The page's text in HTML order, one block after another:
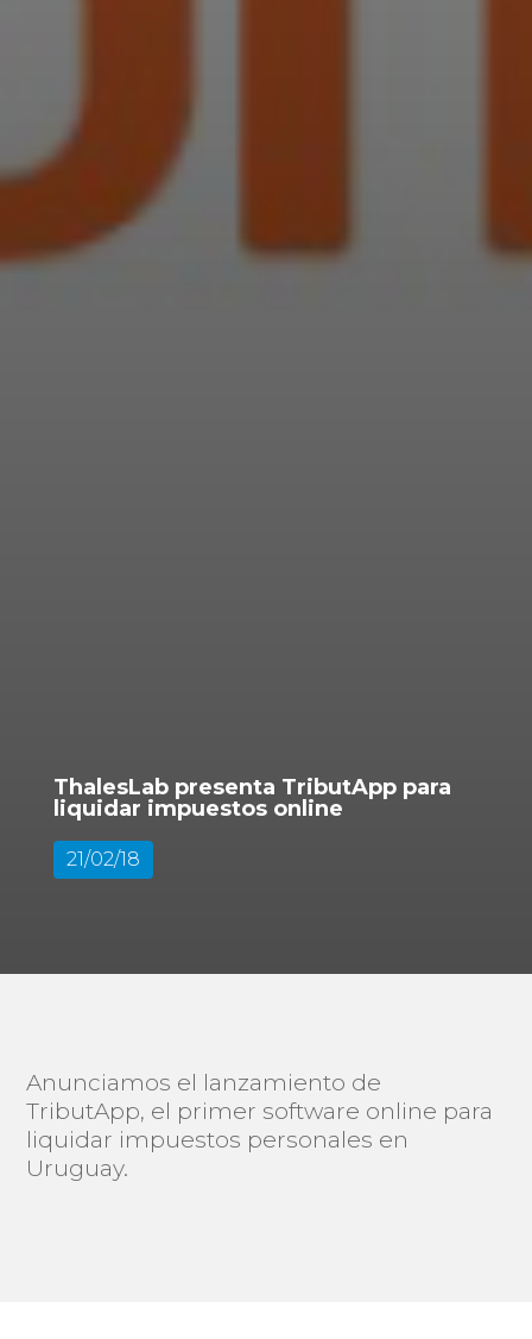
ThalesLab presenta TributApp para
liquidar impuestos online
21/02/18
Anunciamos el lanzamiento de
TributApp, el primer software online para
liquidar impuestos personales en
Uruguay.